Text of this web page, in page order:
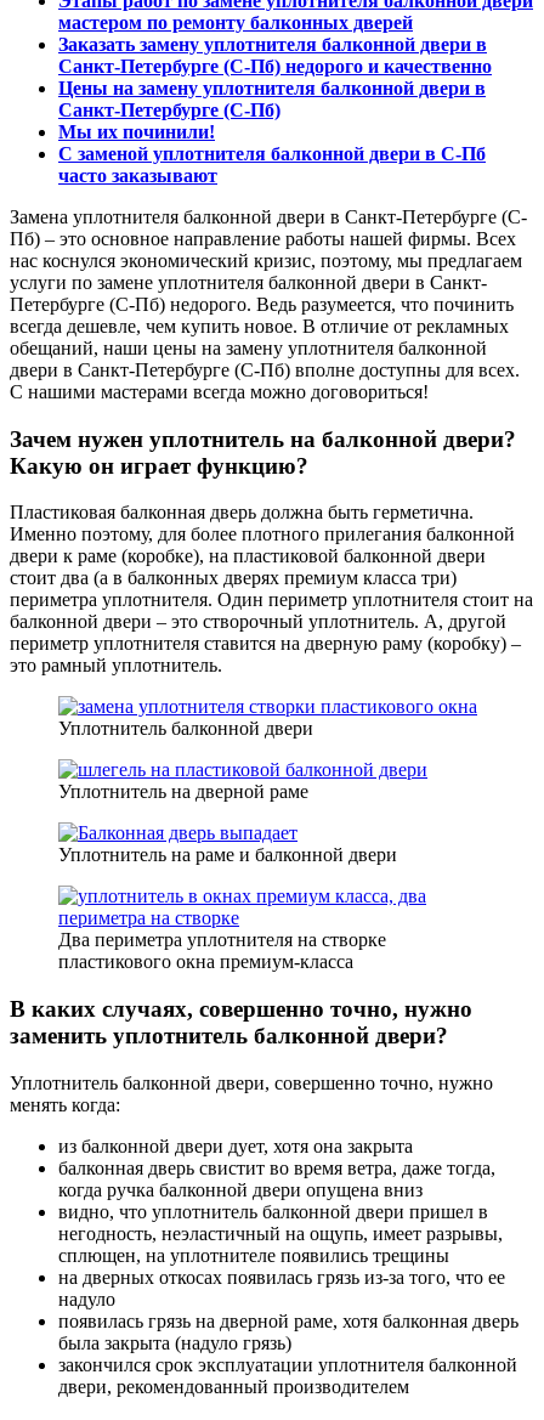
мастером по ремонту балконных дверей
Заказать замену уплотнителя балконной двери в
Санкт-Петербурге (С-Пб) недорого и качественно
Цены на замену уплотнителя балконной двери в
Санкт-Петербурге (С-Пб)
Мы их починили!
С заменой уплотнителя балконной двери в С-Пб
часто заказывают
Замена уплотнителя балконной двери в Санкт-Петербурге (С-
Пб) – это основное направление работы нашей фирмы. Всех
нас коснулся экономический кризис, поэтому, мы предлагаем
услуги по замене уплотнителя балконной двери в Санкт-
Петербурге (С-Пб) недорого. Ведь разумеется, что починить
всегда дешевле, чем купить новое. В отличие от рекламных
обещаний, наши цены на замену уплотнителя балконной
двери в Санкт-Петербурге (С-Пб) вполне доступны для всех.
С нашими мастерами всегда можно договориться!
Зачем нужен уплотнитель на балконной двери?
Какую он играет функцию?
Пластиковая балконная дверь должна быть герметична.
Именно поэтому, для более плотного прилегания балконной
двери к раме (коробке), на пластиковой балконной двери
стоит два (а в балконных дверях премиум класса три)
периметра уплотнителя. Один периметр уплотнителя стоит на
балконной двери – это створочный уплотнитель. А, другой
периметр уплотнителя ставится на дверную раму (коробку) –
это рамный уплотнитель.
Уплотнитель балконной двери
Уплотнитель на дверной раме
Уплотнитель на раме и балконной двери
Два периметра уплотнителя на створке
пластикового окна премиум-класса
В каких случаях, совершенно точно, нужно
заменить уплотнитель балконной двери?
Уплотнитель балконной двери, совершенно точно, нужно
менять когда:
из балконной двери дует, хотя она закрыта
балконная дверь свистит во время ветра, даже тогда,
когда ручка балконной двери опущена вниз
видно, что уплотнитель балконной двери пришел в
негодность, неэластичный на ощупь, имеет разрывы,
сплющен, на уплотнителе появились трещины
на дверных откосах появилась грязь из-за того, что ее
надуло
появилась грязь на дверной раме, хотя балконная дверь
была закрыта (надуло грязь)
закончился срок эксплуатации уплотнителя балконной
двери, рекомендованный производителем